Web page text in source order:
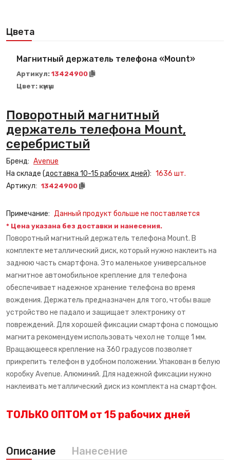
Цвета
Магнитный держатель телефона «Mount»
Артикул: 13424900
Цвет: күмүш
Поворотный магнитный
держатель телефона Mount,
серебристый
Бренд: Avenue
На складе (доставка 10-15 рабочих дней): 1636 шт.
Артикул: 13424900
Примечание: Данный продукт больше не поставляется
* Цена указана без доставки и нанесения.
Поворотный магнитный держатель телефона Mount. В
комплекте металлический диск, который нужно наклеить на
заднюю часть смартфона. Это маленькое универсальное
магнитное автомобильное крепление для телефона
обеспечивает надежное хранение телефона во время
вождения. Держатель предназначен для того, чтобы ваше
устройство не падало и защищает электронику от
повреждений. Для хорошей фиксации смартфона с помощью
магнита рекомендуем использовать чехол не толще 1 мм.
Вращающееся крепление на 360 градусов позволяет
прикрепить телефон в удобном положении. Упакован в белую
коробку Avenue. Алюминий. Для надежной фиксации нужно
наклеивать металлический диск из комплекта на смартфон.
ТОЛЬКО ОПТОМ от 15 рабочих дней
Описание Нанесение